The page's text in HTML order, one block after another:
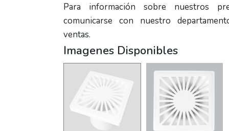
Para información sobre nuestros
comunicarse con nuestro
ventas.
Imagenes Disponibles